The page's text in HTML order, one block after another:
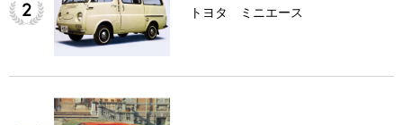
トヨタ ミニエース